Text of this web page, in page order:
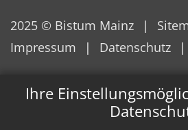
Ihre
2025 © Bistum Mainz
Impressum
Datenschutz